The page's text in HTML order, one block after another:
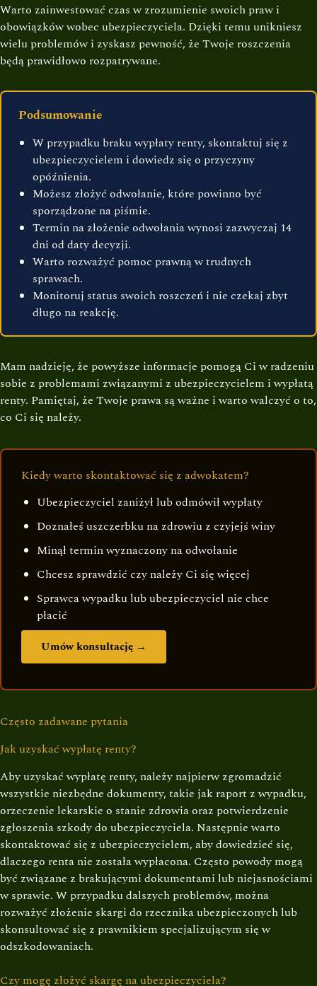
Warto zainwestować czas w zrozumienie swoich praw i
obowiązków wobec ubezpieczyciela. Dzięki temu unikniesz
wielu problemów i zyskasz pewność, że Twoje roszczenia
będą prawidłowo rozpatrywane.
Podsumowanie
W przypadku braku wypłaty renty, skontaktuj się z
ubezpieczycielem i dowiedz się o przyczyny
opóźnienia.
Możesz złożyć odwołanie, które powinno być
sporządzone na piśmie.
Termin na złożenie odwołania wynosi zazwyczaj 14
dni od daty decyzji.
Warto rozważyć pomoc prawną w trudnych
sprawach.
Monitoruj status swoich roszczeń i nie czekaj zbyt
długo na reakcję.
Mam nadzieję, że powyższe informacje pomogą Ci w radzeniu
sobie z problemami związanymi z ubezpieczycielem i wypłatą
renty. Pamiętaj, że Twoje prawa są ważne i warto walczyć o to,
co Ci się należy.
Kiedy warto skontaktować się z adwokatem?
Ubezpieczyciel zaniżył lub odmówił wypłaty
Doznałeś uszczerbku na zdrowiu z czyjejś winy
Minął termin wyznaczony na odwołanie
Chcesz sprawdzić czy należy Ci się więcej
Sprawca wypadku lub ubezpieczyciel nie chce
płacić
Umów konsultację →
Często zadawane pytania
Jak uzyskać wypłatę renty?
Aby uzyskać wypłatę renty, należy najpierw zgromadzić
wszystkie niezbędne dokumenty, takie jak raport z wypadku,
orzeczenie lekarskie o stanie zdrowia oraz potwierdzenie
zgłoszenia szkody do ubezpieczyciela. Następnie warto
skontaktować się z ubezpieczycielem, aby dowiedzieć się,
dlaczego renta nie została wypłacona. Często powody mogą
być związane z brakującymi dokumentami lub niejasnościami
w sprawie. W przypadku dalszych problemów, można
rozważyć złożenie skargi do rzecznika ubezpieczonych lub
skonsultować się z prawnikiem specjalizującym się w
odszkodowaniach.
Czy mogę złożyć skargę na ubezpieczyciela?